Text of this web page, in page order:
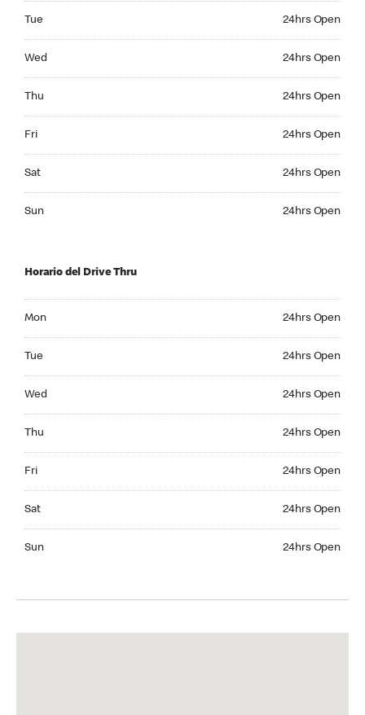
Tue 24hrs Open
Wed 24hrs Open
Thu 24hrs Open
Fri 24hrs Open
Sat 24hrs Open
Sun 24hrs Open
Horario del Drive Thru
Mon 24hrs Open
Tue 24hrs Open
Wed 24hrs Open
Thu 24hrs Open
Fri 24hrs Open
Sat 24hrs Open
Sun 24hrs Open